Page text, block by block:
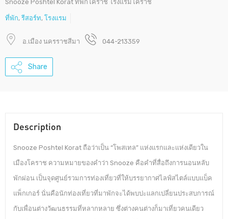
Snooze Poshtel Korat ที่พักโคราช โรงแรมโคราช
ที่พัก, รีสอร์ท, โรงแรม
อ.เมือง นครราชสีมา 044-213359
Share
Description
Snooze Poshtel Korat ถือว่าเป็น “โพสเทล” แห่งแรกและแห่งเดียวใน
เมืองโคราช ความหมายของคำว่า Snooze คือคำที่สื่อถึงการนอนหลับ
พักผ่อน เป็นจุดศูนย์รวมการท่องเที่ยวที่ให้บรรยากาศไลฟ์สไตล์แบบแบ็ค
แพ็กเกอร์ นั่นคือนักท่องเที่ยวที่มาพักจะได้พบปะแลกเปลี่ยนประสบการณ์
กับเพื่อนต่างวัฒนธรรมที่หลากหลาย ซึ่งต่างคนต่างก็มาเที่ยวคนเดียว